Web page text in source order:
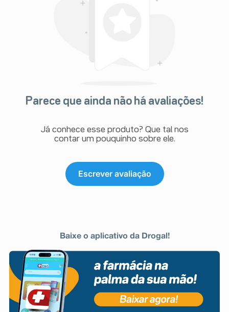
Parece que ainda não há avaliações!
Já conhece esse produto? Que tal nos
contar um pouquinho sobre ele.
Escrever avaliação
Baixe o aplicativo da Drogal!